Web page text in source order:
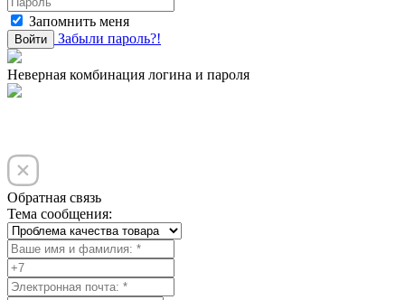
Запомнить меня
Войти Забыли пароль?!
Неверная комбинация логина и пароля
Обратная связь
Тема сообщения: